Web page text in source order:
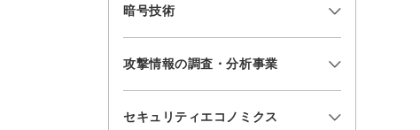
暗号技術
攻撃情報の調査・分析事業
セキュリティエコノミクス